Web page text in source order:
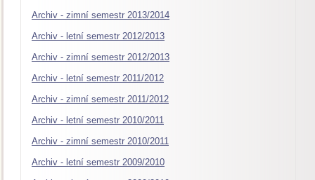
Archiv - zimní semestr 2013/2014
Archiv - letní semestr 2012/2013
Archiv - zimní semestr 2012/2013
Archiv - letní semestr 2011/2012
Archiv - zimní semestr 2011/2012
Archiv - letní semestr 2010/2011
Archiv - zimní semestr 2010/2011
Archiv - letní semestr 2009/2010